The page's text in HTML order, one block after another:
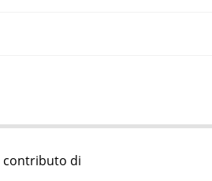
contributo di